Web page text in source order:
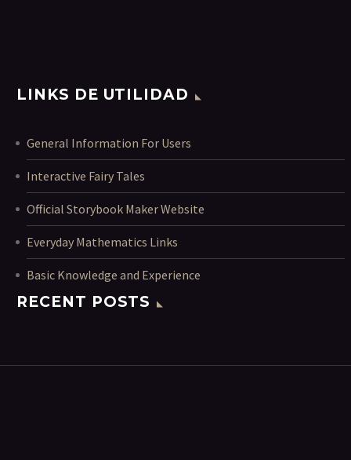
LINKS DE UTILIDAD
General Information For Users
Interactive Fairy Tales
Official Storybook Maker Website
Everyday Mathematics Links
Basic Knowledge and Experience
RECENT POSTS